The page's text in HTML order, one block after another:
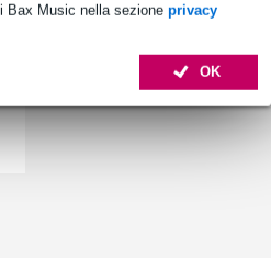
Bax Music nella sezione privacy
OK